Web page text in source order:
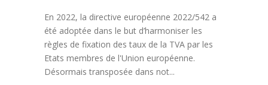
En 2022, la directive européenne 2022/542 a
été adoptée dans le but d’harmoniser les
règles de fixation des taux de la TVA par les
Etats membres de l'Union européenne.
Désormais transposée dans not...